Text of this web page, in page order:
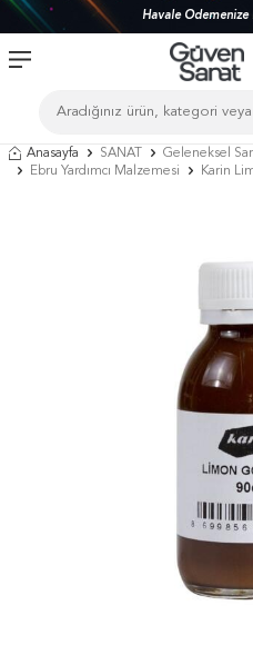
Havale
Anasayfa SANAT Geleneksel
Ebru Yardımcı Malzemesi
Karin